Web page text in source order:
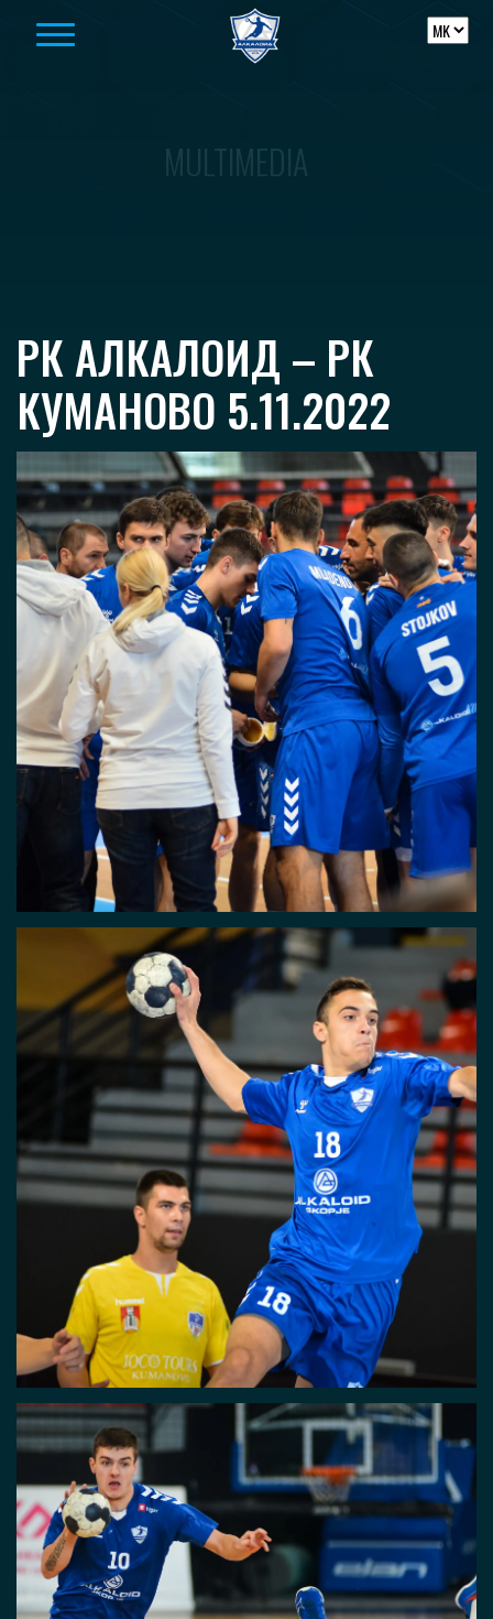
MULTIMEDIA
РК АЛКАЛОИД – РК
КУМАНОВО 5.11.2022